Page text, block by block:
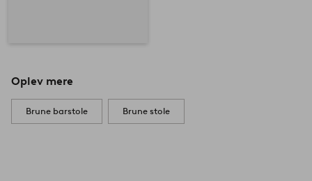
Oplev mere
Brune barstole Brune stole